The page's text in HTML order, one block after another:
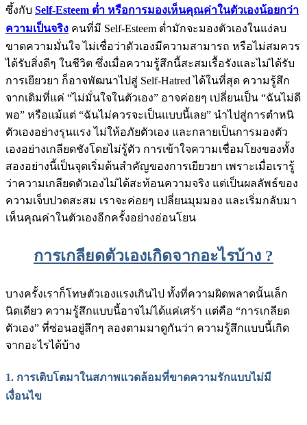
ซึ้งกับ Self-Esteem ต่ำ หรือการมองเห็นคุณค่าในตัวเองน้อยกว่า
ความเป็นจริง คนที่มี Self-Esteem ต่ำมักจะมองตัวเองในแง่ลบ
ขาดความมั่นใจ ไม่เชื่อว่าตัวเองมีความสามารถ หรือไม่สมควร
ได้รับสิ่งดีๆ ในชีวิต ซึ่งเมื่อความรู้สึกนี้สะสมเรื้อรังและไม่ได้รับ
การเยียวยา ก็อาจพัฒนาไปสู่ Self-Hatred ได้ในที่สุด ความรู้สึก
จากเดิมที่แค่ “ไม่มั่นใจในตัวเอง” อาจค่อยๆ เปลี่ยนเป็น “ฉันไม่ดี
พอ” หรือแม้แต่ “ฉันไม่ควรจะเป็นแบบนี้เลย” นำไปสู่การตำหนิ
ตัวเองอย่างรุนแรง ไม่ให้อภัยตัวเอง และกลายเป็นการมองตัว
เองอย่างเกลียดชังโดยไม่รู้ตัว การเข้าใจความเชื่อมโยงของทั้ง
สองอย่างนี้เป็นจุดเริ่มต้นสำคัญของการเยียวยา เพราะเมื่อเรารู้
ว่าความเกลียดตัวเองไม่ได้สะท้อนความจริง แต่เป็นผลลัพธ์ของ
ความเจ็บปวดสะสม เราจะค่อยๆ เปลี่ยนมุมมอง และเริ่มกลับมา
เห็นคุณค่าในตัวเองอีกครั้งอย่างอ่อนโยน
การเกลียดตัวเองเกิดจากอะไรบ้าง ?
บางครั้งเราก็โทษตัวเองแรงเกินไป ทั้งที่ความผิดพลาดนั้นเล็ก
นิดเดียว ความรู้สึกแบบนี้อาจไม่ได้แค่เศร้า แต่คือ “การเกลียด
ตัวเอง” ที่ซ่อนอยู่ลึกๆ ลองตามมาดูกันว่า ความรู้สึกแบบนี้เกิด
จากอะไรได้บ้าง
1. การเติบโตมาในสภาพแวดล้อมที่ขาดความรักแบบไม่มี
เงื่อนไข